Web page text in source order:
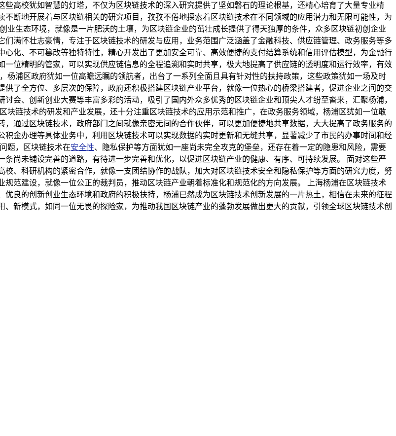
高校犹如智慧的灯塔，不仅为区块链技术的深入研究提供了坚如磐石的理论根基，还精心培育了大量专业精
断地开展着与区块链相关的研究项目，孜孜不倦地探索着区块链技术在不同领域的应用潜力和无限可能性，为
生态环境，就像是一片肥沃的土壤，为区块链企业的茁壮成长提供了得天独厚的条件，众多区块链初创企业
满怀壮志豪情，专注于区块链技术的研发与应用，业务范围广泛涵盖了金融科技、供应链管理、政务服务等多
化、不可篡改等独特特性，精心开发出了更加安全可靠、高效便捷的支付结算系统和信用评估模型，为金融行
位精明的管家，可以实现供应链信息的全程追溯和实时共享，极大地提高了供应链的透明度和运行效率，有效
杨浦区政府犹如一位高瞻远瞩的领航者，出台了一系列全面且具有针对性的扶持政策，这些政策犹如一场及时
了全方位、多层次的保障，政府还积极搭建区块链产业平台，就像一位热心的桥梁搭建者，促进企业之间的交
会、创新创业大赛等丰富多彩的活动，吸引了国内外众多优秀的区块链企业和顶尖人才纷至沓来，汇聚杨浦，
链技术的研发和产业发展，还十分注重区块链技术的应用示范和推广，在政务服务领域，杨浦区犹如一位敢
通过区块链技术，政府部门之间就像亲密无间的合作伙伴，可以更加便捷地共享数据，大大提高了政务服务的
金办理等具体业务中，利用区块链技术可以实现数据的实时更新和无缝共享，显著减少了市民的办事时间和经
题，区块链技术在安全性、隐私保护等方面犹如一座尚未完全攻克的堡垒，还存在着一定的隐患和风险，需要
尚未铺设完善的道路，有待进一步完善和优化，以促进区块链产业的健康、有序、可持续发展。 面对这些严
、科研机构的紧密合作，就像一支团结协作的战队，加大对区块链技术安全和隐私保护等方面的研究力度，努
范建设，就像一位公正的裁判员，推动区块链产业朝着标准化和规范化的方向发展。 上海杨浦在区块链技术
良的创新创业生态环境和政府的积极扶持，杨浦已然成为区块链技术创新发展的一片热土，相信在未来的征程
新模式，如同一位无畏的探险家，为推动我国区块链产业的蓬勃发展做出更大的贡献，引领全球区块链技术创